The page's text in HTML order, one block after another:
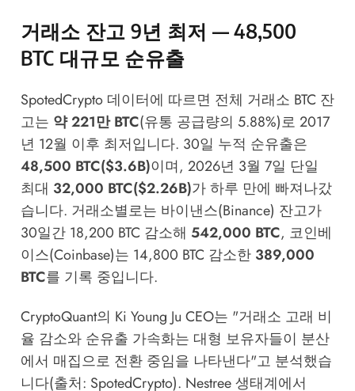
거래소 잔고 9년 최저 — 48,500
BTC 대규모 순유출
SpotedCrypto 데이터에 따르면 전체 거래소 BTC 잔
고는 약 221만 BTC(유통 공급량의 5.88%)로 2017
년 12월 이후 최저입니다. 30일 누적 순유출은
48,500 BTC($3.6B)이며, 2026년 3월 7일 단일
최대 32,000 BTC($2.26B)가 하루 만에 빠져나갔
습니다. 거래소별로는 바이낸스(Binance) 잔고가
30일간 18,200 BTC 감소해 542,000 BTC, 코인베
이스(Coinbase)는 14,800 BTC 감소한 389,000
BTC를 기록 중입니다.
CryptoQuant의 Ki Young Ju CEO는 "거래소 고래 비
율 감소와 순유출 가속화는 대형 보유자들이 분산
에서 매집으로 전환 중임을 나타낸다"고 분석했습
니다(출처: SpotedCrypto). Nestree 생태계에서